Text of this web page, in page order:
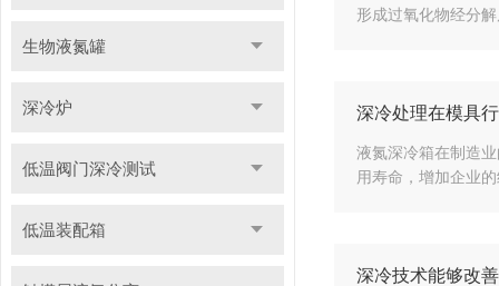
生物液氮罐
深冷炉
低温阀门深冷测试
低温装配箱
形成过氧化物经分
深冷处理在模具
液氮深冷箱在制造
用寿命，增加企业
深冷技术能够改